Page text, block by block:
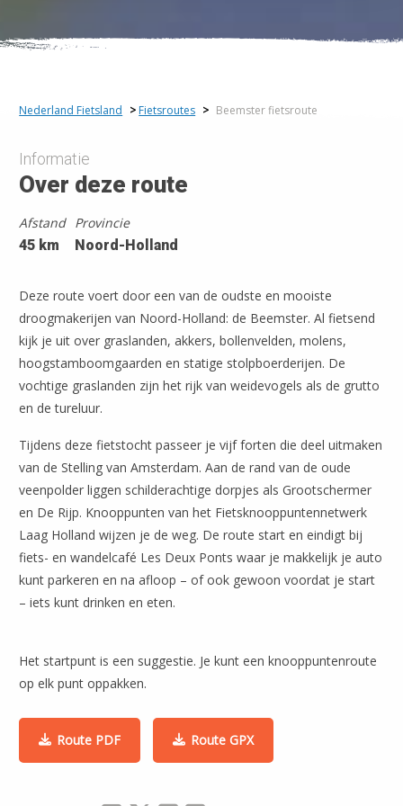
Nederland Fietsland > Fietsroutes > Beemster fietsroute
Informatie
Over deze route
Afstand
45 km
Provincie
Noord-Holland
Deze route voert door een van de oudste en mooiste
droogmakerijen van Noord-Holland: de Beemster. Al fietsend
kijk je uit over graslanden, akkers, bollenvelden, molens,
hoogstamboomgaarden en statige stolpboerderijen. De
vochtige graslanden zijn het rijk van weidevogels als de grutto
en de tureluur.
Tijdens deze fietstocht passeer je vijf forten die deel uitmaken
van de Stelling van Amsterdam. Aan de rand van de oude
veenpolder liggen schilderachtige dorpjes als Grootschermer
en De Rijp. Knooppunten van het Fietsknooppuntennetwerk
Laag Holland wijzen je de weg. De route start en eindigt bij
fiets- en wandelcafé Les Deux Ponts waar je makkelijk je auto
kunt parkeren en na afloop – of ook gewoon voordat je start
– iets kunt drinken en eten.
Het startpunt is een suggestie. Je kunt een knooppuntenroute
op elk punt oppakken.
Route PDF Route GPX